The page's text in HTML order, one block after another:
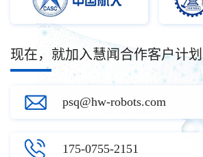
现在，就加入慧闻合作客户计划
psq@hw-robots.com
175-0755-2151